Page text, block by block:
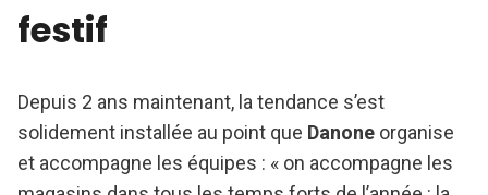
festif
Depuis 2 ans maintenant, la tendance s’est
solidement installée au point que Danone organise
et accompagne les équipes : « on accompagne les